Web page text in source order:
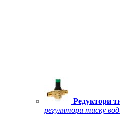
Редуктори
регулятори тиску